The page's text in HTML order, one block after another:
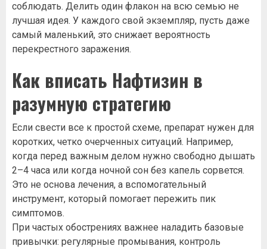
соблюдать. Делить один флакон на всю семью не
лучшая идея. У каждого свой экземпляр, пусть даже
самый маленький, это снижает вероятность
перекрестного заражения.
Как вписать Нафтизин в
разумную стратегию
Если свести все к простой схеме, препарат нужен для
коротких, четко очерченных ситуаций. Например,
когда перед важным делом нужно свободно дышать
2–4 часа или когда ночной сон без капель сорвется.
Это не основа лечения, а вспомогательный
инструмент, который помогает пережить пик
симптомов.
При частых обострениях важнее наладить базовые
привычки: регулярные промывания, контроль